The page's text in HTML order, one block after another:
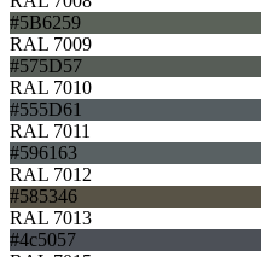
#5B6259
RAL 7009
#575D57
RAL 7010
#555D61
RAL 7011
#596163
RAL 7012
#585346
RAL 7013
#4c5057